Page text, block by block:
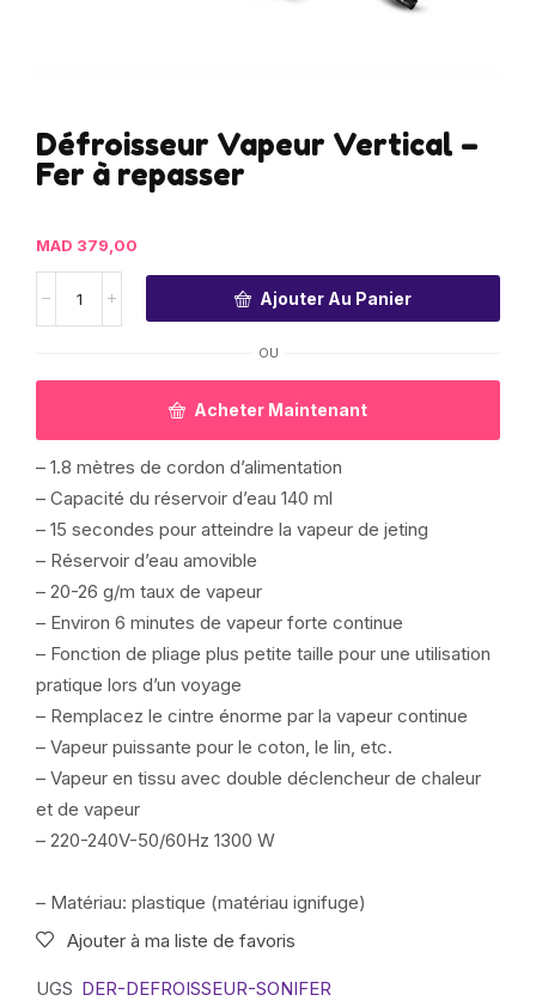
Défroisseur Vapeur Vertical –
Fer à repasser
MAD 379,00
Ajouter Au Panier
OU
Acheter Maintenant
– 1.8 mètres de cordon d’alimentation
– Capacité du réservoir d’eau 140 ml
– 15 secondes pour atteindre la vapeur de jeting
– Réservoir d’eau amovible
– 20-26 g/m taux de vapeur
– Environ 6 minutes de vapeur forte continue
– Fonction de pliage plus petite taille pour une utilisation
pratique lors d’un voyage
– Remplacez le cintre énorme par la vapeur continue
– Vapeur puissante pour le coton, le lin, etc.
– Vapeur en tissu avec double déclencheur de chaleur
et de vapeur
– 220-240V-50/60Hz 1300 W
– Matériau: plastique (matériau ignifuge)
Ajouter à ma liste de favoris
UGS DER-DEFROISSEUR-SONIFER